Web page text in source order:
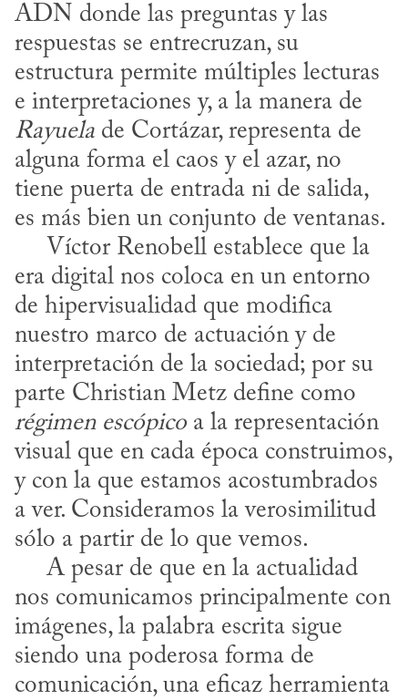
ADN donde las preguntas y las
respuestas se entrecruzan, su
estructura permite múltiples lecturas
Rayuela de Cortázar, representa de
alguna forma el caos y el azar, no
tiene puerta de entrada ni de salida,
es más bien un conjunto de ventanas.
era digital nos coloca en un entorno
de hipervisualidad que modifica
nuestro marco de actuación y de
interpretación de la sociedad; por su
régimen escópico a la representación
visual que en cada época construimos,
y con la que estamos acostumbrados
a ver. Consideramos la verosimilitud
sólo a partir de lo que vemos.
nos comunicamos principalmente con
imágenes, la palabra escrita sigue
siendo una poderosa forma de
comunicación, una eficaz herramienta